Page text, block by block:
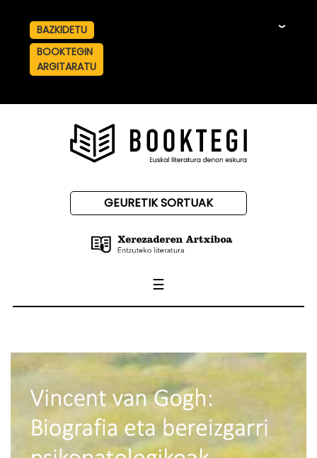
BAZKIDETU
BOOKTEGIN
ARGITARATU
GEURETIK SORTUAK
☰